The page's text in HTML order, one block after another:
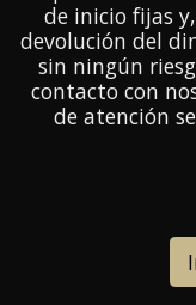
de inicio fijas
devolución del
sin ningún
contacto con
de atención